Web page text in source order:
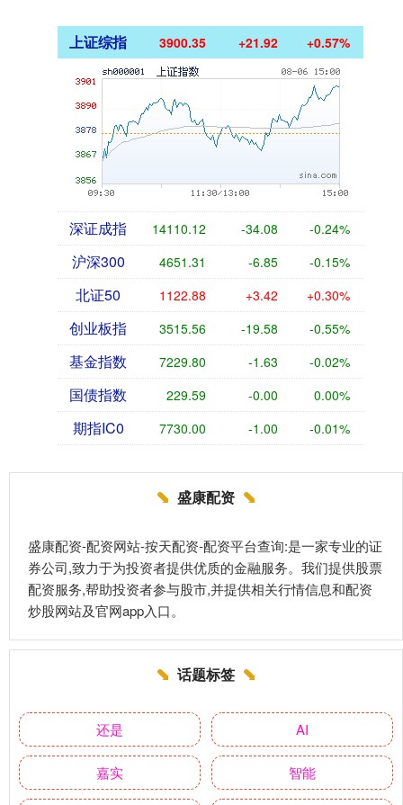
上证综指 3900.35 +21.92 +0.57%
深证成指 14110.12 -34.08 -0.24%
沪深300 4651.31 -6.85 -0.15%
北证50 1122.88 +3.42 +0.30%
创业板指 3515.56 -19.58 -0.55%
基金指数 7229.80 -1.63 -0.02%
国债指数 229.59 -0.00 0.00%
期指IC0 7730.00 -1.00 -0.01%
盛康配资
盛康配资-配资网站-按天配资-配资平台查询:是一家专业的证
券公司,致力于为投资者提供优质的金融服务。我们提供股票
配资服务,帮助投资者参与股市,并提供相关行情信息和配资
炒股网站及官网app入口。
话题标签
还是 AI
嘉实 智能